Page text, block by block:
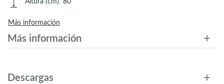
Más información
Más información
Descargas